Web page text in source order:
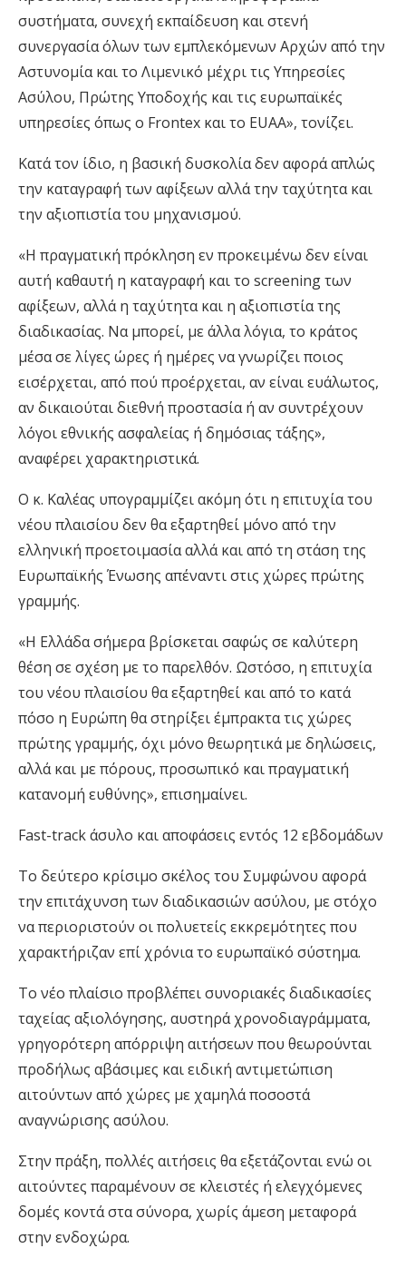
συστήματα, συνεχή εκπαίδευση και στενή
συνεργασία όλων των εμπλεκόμενων Αρχών από την
Αστυνομία και το Λιμενικό μέχρι τις Υπηρεσίες
Ασύλου, Πρώτης Υποδοχής και τις ευρωπαϊκές
υπηρεσίες όπως ο Frontex και το EUAA», τονίζει.
Κατά τον ίδιο, η βασική δυσκολία δεν αφορά απλώς
την καταγραφή των αφίξεων αλλά την ταχύτητα και
την αξιοπιστία του μηχανισμού.
«Η πραγματική πρόκληση εν προκειμένω δεν είναι
αυτή καθαυτή η καταγραφή και το screening των
αφίξεων, αλλά η ταχύτητα και η αξιοπιστία της
διαδικασίας. Να μπορεί, με άλλα λόγια, το κράτος
μέσα σε λίγες ώρες ή ημέρες να γνωρίζει ποιος
εισέρχεται, από πού προέρχεται, αν είναι ευάλωτος,
αν δικαιούται διεθνή προστασία ή αν συντρέχουν
λόγοι εθνικής ασφαλείας ή δημόσιας τάξης»,
αναφέρει χαρακτηριστικά.
Ο κ. Καλέας υπογραμμίζει ακόμη ότι η επιτυχία του
νέου πλαισίου δεν θα εξαρτηθεί μόνο από την
ελληνική προετοιμασία αλλά και από τη στάση της
Ευρωπαϊκής Ένωσης απέναντι στις χώρες πρώτης
γραμμής.
«Η Ελλάδα σήμερα βρίσκεται σαφώς σε καλύτερη
θέση σε σχέση με το παρελθόν. Ωστόσο, η επιτυχία
του νέου πλαισίου θα εξαρτηθεί και από το κατά
πόσο η Ευρώπη θα στηρίξει έμπρακτα τις χώρες
πρώτης γραμμής, όχι μόνο θεωρητικά με δηλώσεις,
αλλά και με πόρους, προσωπικό και πραγματική
κατανομή ευθύνης», επισημαίνει.
Fast-track άσυλο και αποφάσεις εντός 12 εβδομάδων
Το δεύτερο κρίσιμο σκέλος του Συμφώνου αφορά
την επιτάχυνση των διαδικασιών ασύλου, με στόχο
να περιοριστούν οι πολυετείς εκκρεμότητες που
χαρακτήριζαν επί χρόνια το ευρωπαϊκό σύστημα.
Το νέο πλαίσιο προβλέπει συνοριακές διαδικασίες
ταχείας αξιολόγησης, αυστηρά χρονοδιαγράμματα,
γρηγορότερη απόρριψη αιτήσεων που θεωρούνται
προδήλως αβάσιμες και ειδική αντιμετώπιση
αιτούντων από χώρες με χαμηλά ποσοστά
αναγνώρισης ασύλου.
Στην πράξη, πολλές αιτήσεις θα εξετάζονται ενώ οι
αιτούντες παραμένουν σε κλειστές ή ελεγχόμενες
δομές κοντά στα σύνορα, χωρίς άμεση μεταφορά
στην ενδοχώρα.